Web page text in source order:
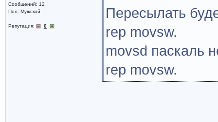
Сообщений: 12
Пол: Мужской
Репутация: 0
Пересылать
rep movsw.
movsd паскаль
rep movsw.